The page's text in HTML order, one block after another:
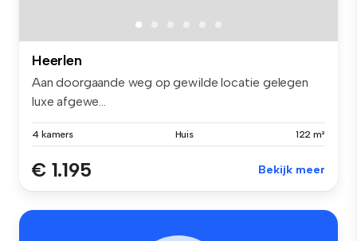
Heerlen
Aan doorgaande weg op gewilde locatie gelegen
luxe afgewe...
4 kamers Huis 122 m²
€ 1.195 Bekijk meer